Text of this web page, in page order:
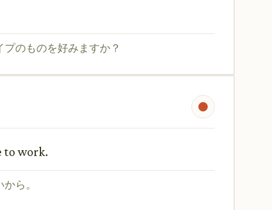
のものを好みますか？
to work.
ら。